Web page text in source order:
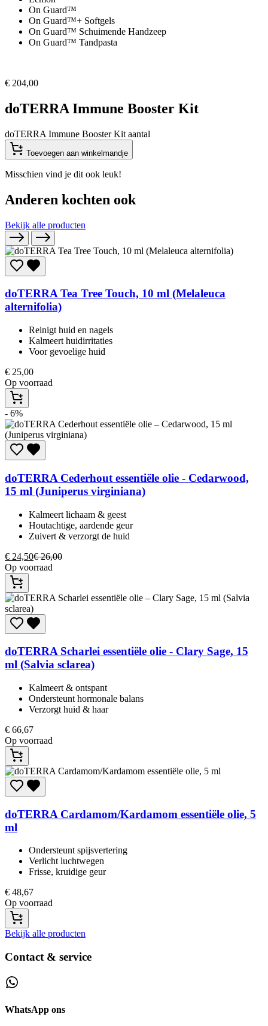
On Guard™
On Guard™+ Softgels
On Guard™ Schuimende Handzeep
On Guard™ Tandpasta
€ 204,00
doTERRA Immune Booster Kit
doTERRA Immune Booster Kit aantal
Toevoegen aan winkelmandje
Misschien vind je dit ook leuk!
Anderen kochten ook
Bekijk alle producten
doTERRATea Tree Touch, 10 ml (Melaleuca
alternifolia)
Reinigt huid en nagels
Kalmeert huidirritaties
Voor gevoelige huid​
€ 25,00
Op voorraad
- 6%
doTERRA Cederhout essentiële olie - Cedarwood,
15 ml (Juniperus virginiana)
Kalmeert lichaam & geest​
Houtachtige, aardende geur​
Zuivert & verzorgt de huid​
€ 24,50€26,00
Op voorraad
doTERRA Scharlei essentiële olie - Clary Sage, 15
ml (Salvia sclarea)
Kalmeert & ontspant​
Ondersteunt hormonale balans​
Verzorgt huid & haar​
€ 66,67
Op voorraad
doTERRA Cardamom/Kardamom essentiële olie, 5
ml
Ondersteunt spijsvertering​
Verlicht luchtwegen​
Frisse, kruidige geur​
€ 48,67
Op voorraad
Bekijk alle producten
Contact & service
WhatsApp ons